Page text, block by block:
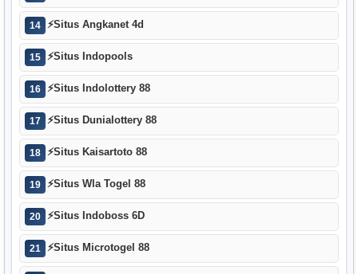
14 ⚡Situs Angkanet 4d
15 ⚡Situs Indopools
16 ⚡Situs Indolottery 88
17 ⚡Situs Dunialottery 88
18 ⚡Situs Kaisartoto 88
19 ⚡Situs Wla Togel 88
20 ⚡Situs Indoboss 6D
21 ⚡Situs Microtogel 88